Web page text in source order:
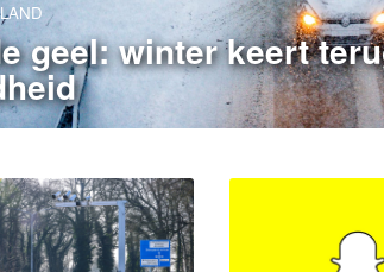
geel: winter keert